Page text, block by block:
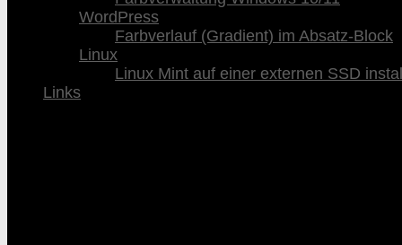
WordPress
Farbverlauf (Gradient) im Absatz-Block
Linux
Linux Mint auf einer externen SSD
Links